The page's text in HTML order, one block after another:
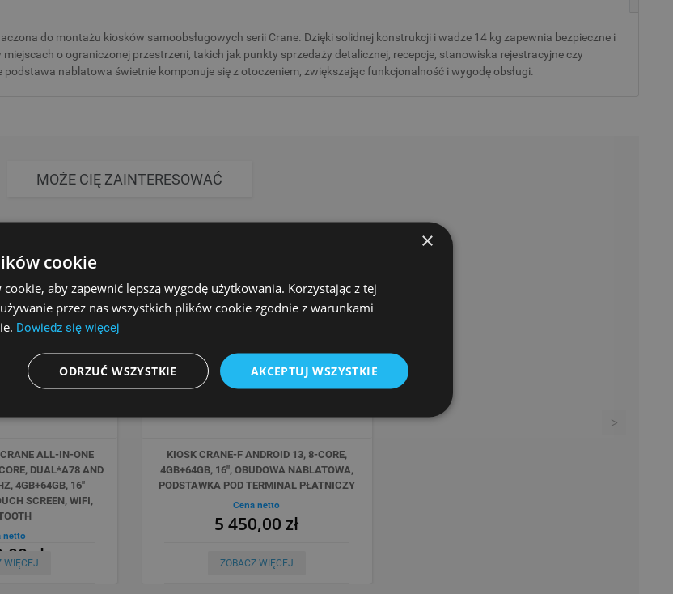
do montażu kiosków samoobsługowych serii Crane. Dzięki solidnej konstrukcji i wadze 14 kg zapewnia bezpieczne i
o ograniczonej przestrzeni, takich jak punkty sprzedaży detalicznej, recepcje, stanowiska rejestracyjne czy
nablatowa świetnie komponuje się z otoczeniem, zwiększając funkcjonalność i wygodę obsługi.
MOŻE CIĘ ZAINTERESOWAĆ
ALL-IN-ONE
DUAL*A78 AND
4GB+64GB, 16"
SCREEN, WIFI,
netto
zł
WIĘCEJ
KIOSK CRANE-F ANDROID 13, 8-CORE,
4GB+64GB, 16", OBUDOWA NABLATOWA,
PODSTAWKA POD TERMINAL PŁATNICZY
Cena netto
5 450,00 zł
ZOBACZ WIĘCEJ
>
×
cookie
aby zapewnić lepszą wygodę użytkowania. Korzystając z tej
przez nas wszystkich plików cookie zgodnie z warunkami
Dowiedz się więcej
AKCEPTUJ WSZYSTKIE
ODRZUĆ WSZYSTKIE